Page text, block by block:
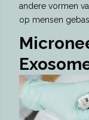
andere vormen
op mensen